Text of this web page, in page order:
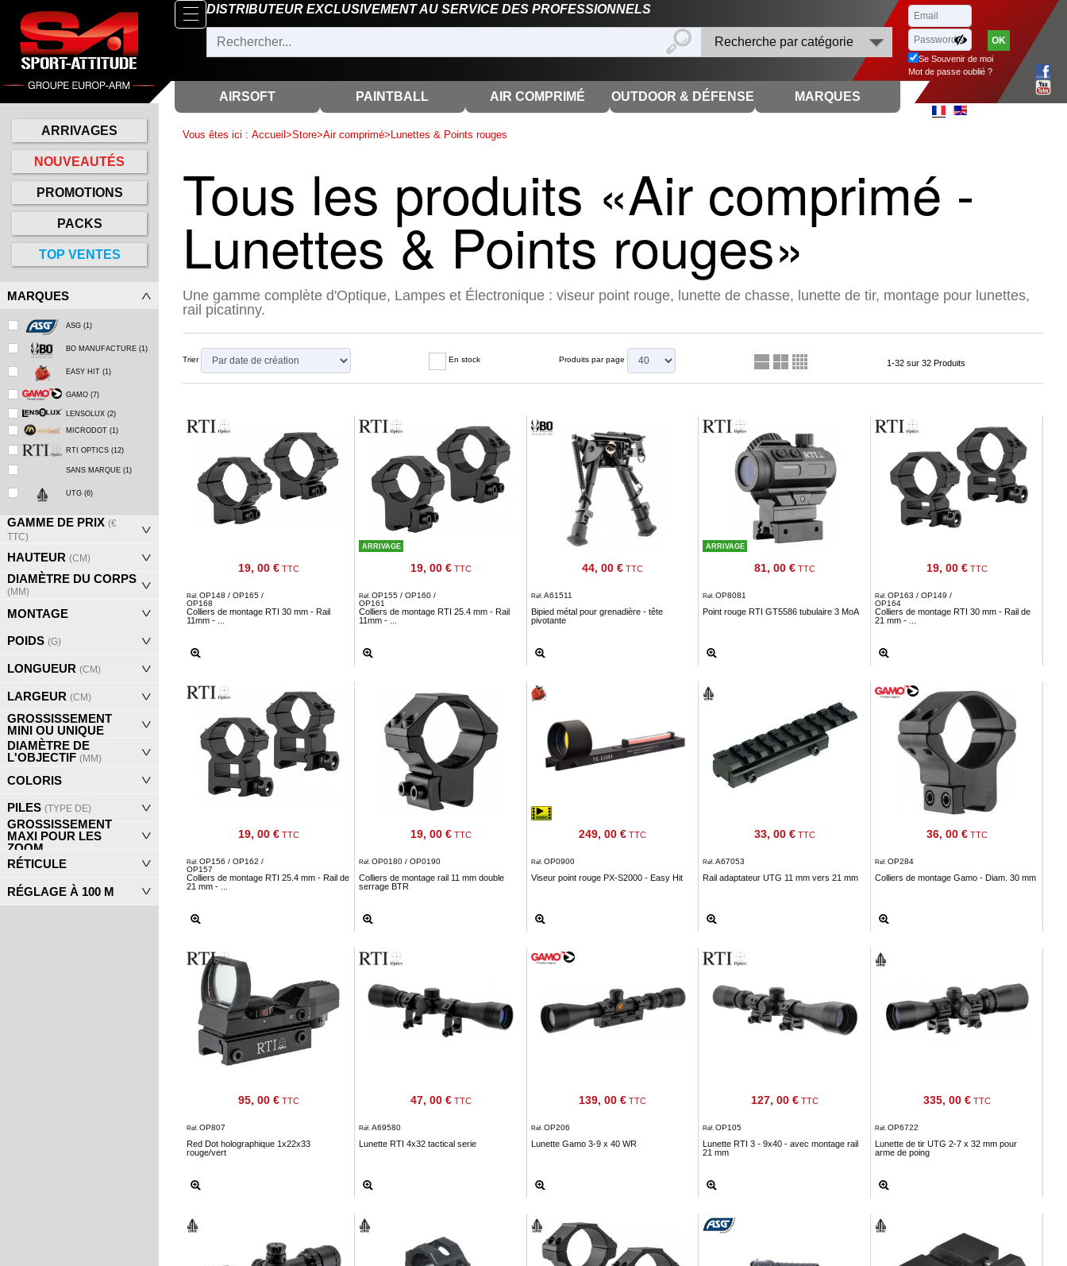
Parcourir
Arrivages
Nouveautés
Packs
Top
ventes
Airsoft ‣
Paintball‣
Air
&
Défense
Accueil
Marques
Téléchargements
C.G.V.
Contact
Mon
accueil
Consulter
mes
favoris
Consulter
mon
panier
Acheter
à
nouveau
vos
paramètres
de compte
Fermer
DISTRIBUTEUR EXCLUSIVEMENT AU SERVICE DES PROFESSIONNELS
Recherche par catégorie
AIRSOFT PAINTBALL AIR COMPRIMÉ OUTDOOR & DÉFENSE MARQUES
Se Souvenir de moi
Mot de passe oublié ?
ARRIVAGES
NOUVEAUTÉS
PROMOTIONS
PACKS
TOP VENTES
MARQUES
ASG (1)
BO MANUFACTURE (1)
EASY HIT (1)
GAMO (7)
LENSOLUX (2)
MICRODOT (1)
RTI OPTICS (12)
SANS MARQUE (1)
UTG (6)
GAMME DE PRIX (€
TTC)
HAUTEUR (CM)
DIAMÈTRE DU CORPS
(MM)
MONTAGE
POIDS (G)
LONGUEUR (CM)
LARGEUR (CM)
GROSSISSEMENT
MINI OU UNIQUE
DIAMÈTRE DE
L'OBJECTIF (MM)
COLORIS
PILES (TYPE DE)
GROSSISSEMENT
MAXI POUR LES
ZOOM
RÉTICULE
RÉGLAGE À 100 M
Vous êtes ici : Accueil >Store>Air comprimé> Lunettes & Points rouges
Tous les produits «Air comprimé -
Lunettes & Points rouges»
Une gamme complète d'Optique, Lampes et Électronique : viseur point rouge, lunette de chasse, lunette de tir, montage pour lunettes,
rail picatinny.
Trier En stock Produits par page 1-32 sur 32 Produits
19, 00 €TTC
Colliers de montage RTI 30 mm - Rail
11mm - ...
Réf. OP148 / OP165 /
OP168
19, 00 €TTC
ARRIVAGE
Colliers de montage RTI 25.4 mm - Rail
11mm - ...
Réf. OP155 / OP160 /
OP161
44, 00 € TTC
Bipied métal pour grenadière - tête
pivotante
Réf. A61511
81, 00 € TTC
ARRIVAGE
Point rouge RTI GT5586 tubulaire 3 MoA
Réf.OP8081
19, 00 € TTC
Colliers de montage RTI 30 mm - Rail de
21 mm - ...
Réf.OP163 / OP149 /
OP164
19, 00 €TTC
Colliers de montage RTI 25.4 mm - Rail de
21 mm - ...
Réf. OP156 / OP162 /
OP157
19, 00 €TTC
Colliers de montage rail 11 mm double
serrage BTR
Réf. OP0180 / OP0190
249, 00 € TTC
Viseur point rouge PX-S2000 - Easy Hit
Réf. OP0900
33, 00 € TTC
Rail adaptateur UTG 11 mm vers 21 mm
Réf.A67053
36, 00 € TTC
Colliers de montage Gamo - Diam. 30 mm
Réf.OP284
95, 00 €TTC
Red Dot holographique 1x22x33
rouge/vert
Réf. OP807
47, 00 €TTC
Lunette RTI 4x32 tactical serie
Réf. A69580
139, 00 € TTC
Lunette Gamo 3-9 x 40 WR
Réf. OP206
127, 00 € TTC
Lunette RTI 3 - 9x40 - avec montage rail
21 mm
Réf.OP105
335, 00 € TTC
Lunette de tir UTG 2-7 x 32 mm pour
arme de poing
Réf.OP6722